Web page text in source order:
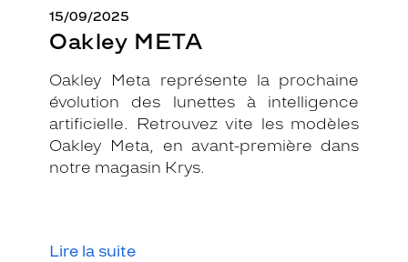
15/09/2025
Oakley META
Oakley Meta représente la prochaine
évolution des lunettes à intelligence
artificielle. Retrouvez vite les modèles
Oakley Meta, en avant-première dans
notre magasin Krys.
Lire la suite